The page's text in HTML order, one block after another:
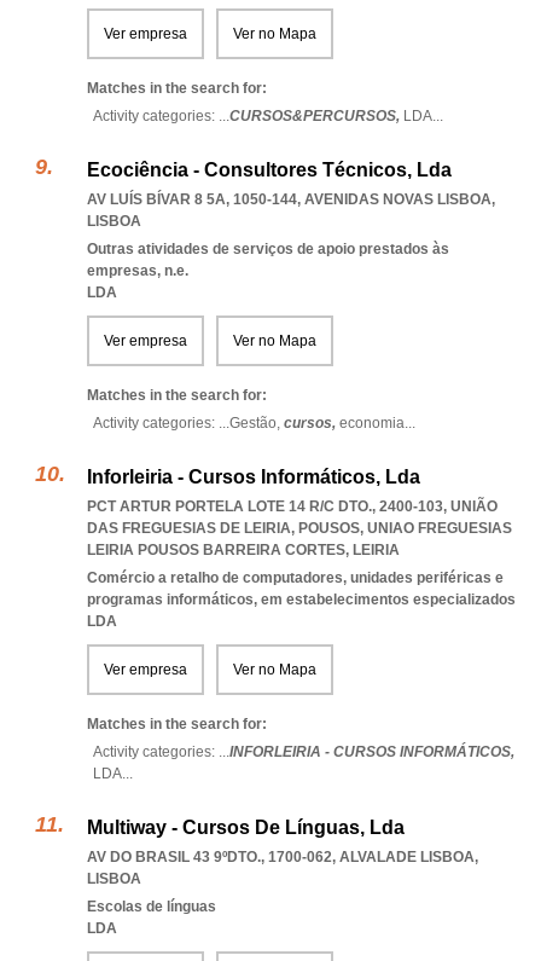
Ver empresa Ver no Mapa
Matches in the search for:
Activity categories: ...CURSOS&PERCURSOS, LDA...
Ecociência - Consultores Técnicos, Lda
AV LUÍS BÍVAR 8 5A, 1050-144, AVENIDAS NOVAS LISBOA,
LISBOA
Outras atividades de serviços de apoio prestados às
empresas, n.e.
LDA
Ver empresa Ver no Mapa
Matches in the search for:
Activity categories: ...Gestão, cursos, economia...
Inforleiria - Cursos Informáticos, Lda
PCT ARTUR PORTELA LOTE 14 R/C DTO., 2400-103, UNIÃO
DAS FREGUESIAS DE LEIRIA, POUSOS, UNIAO FREGUESIAS
LEIRIA POUSOS BARREIRA CORTES, LEIRIA
Comércio a retalho de computadores, unidades periféricas e
programas informáticos, em estabelecimentos especializados
LDA
Ver empresa Ver no Mapa
Matches in the search for:
Activity categories: ...INFORLEIRIA - CURSOS INFORMÁTICOS,
LDA...
Multiway - Cursos De Línguas, Lda
AV DO BRASIL 43 9ºDTO., 1700-062, ALVALADE LISBOA,
LISBOA
Escolas de línguas
LDA